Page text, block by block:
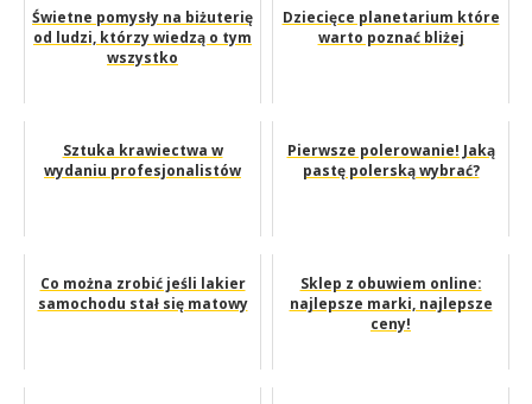
Świetne pomysły na biżuterię
od ludzi, którzy wiedzą o tym
wszystko
Dziecięce planetarium które
warto poznać bliżej
Sztuka krawiectwa w
wydaniu profesjonalistów
Pierwsze polerowanie! Jaką
pastę polerską wybrać?
Co można zrobić jeśli lakier
samochodu stał się matowy
Sklep z obuwiem online:
najlepsze marki, najlepsze
ceny!